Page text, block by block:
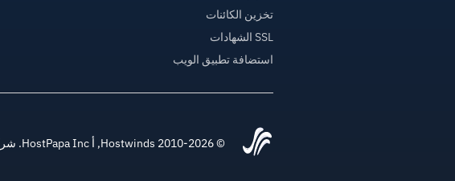
تخزين الكائنات
SSL الشهادات
استضافة تطبيق الويب
© 2010-2026 Hostwinds, أ HostPapa Inc. شركة.جميع الحقوق محفوظة.